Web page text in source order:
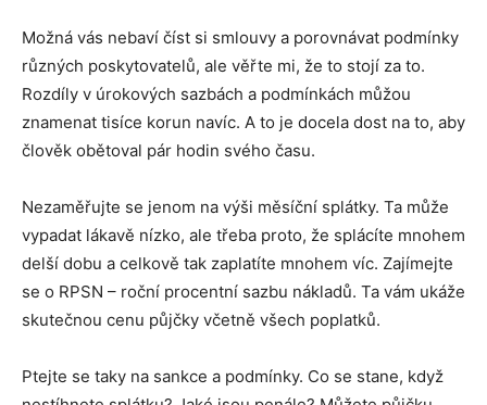
Možná vás nebaví číst si smlouvy a porovnávat podmínky
různých poskytovatelů, ale věřte mi, že to stojí za to.
Rozdíly v úrokových sazbách a podmínkách můžou
znamenat tisíce korun navíc. A to je docela dost na to, aby
člověk obětoval pár hodin svého času.
Nezaměřujte se jenom na výši měsíční splátky. Ta může
vypadat lákavě nízko, ale třeba proto, že splácíte mnohem
delší dobu a celkově tak zaplatíte mnohem víc. Zajímejte
se o RPSN – roční procentní sazbu nákladů. Ta vám ukáže
skutečnou cenu půjčky včetně všech poplatků.
Ptejte se taky na sankce a podmínky. Co se stane, když